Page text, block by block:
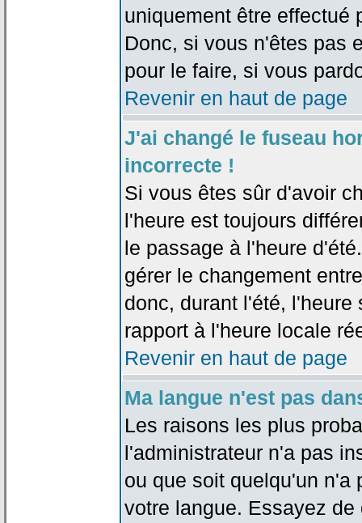
uniquement être effectué
Donc, si vous n'êtes pas
pour le faire, si vous
Revenir en haut de page
J'ai changé le fuseau
incorrecte !
Si vous êtes sûr d'avoir
l'heure est toujours
le passage à l'heure
gérer le changement
donc, durant l'été, l'heure
rapport à l'heure locale
Revenir en haut de page
Ma langue n'est pas
Les raisons les plus
l'administrateur n'a pas
ou que soit quelqu'un n'a
votre langue. Essayez